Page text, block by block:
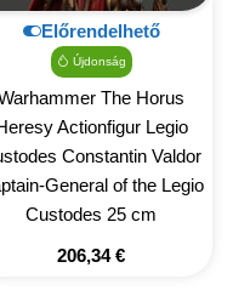
Előrendelhető
Újdonság
The Horus
Actionfigur Legio
Constantin Valdor
General of the Legio
Custodes 25 cm
206,34€